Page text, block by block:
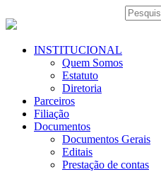
para
conteúdo
por:
Menu
INSTITUCIONAL
Quem Somos
Estatuto
Diretoria
Parceiros
Filiação
Documentos
Documentos Gerais
Editais
Prestação de contas